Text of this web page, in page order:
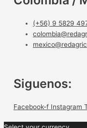
(+56) 9 5829
Siguenos:
Facebook-f Instagram